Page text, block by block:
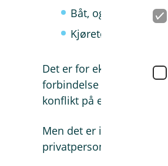
Båt, og
Kjøretøy
Det er for eksempel
forbindelse med at du
konflikt på en reise, må
Men det er
privatperson og det er